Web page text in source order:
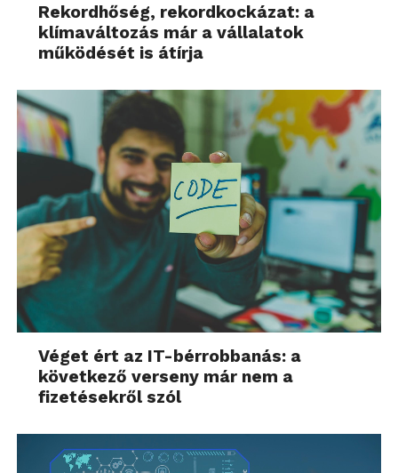
Rekordhőség, rekordkockázat: a
klímaváltozás már a vállalatok
működését is átírja
Véget ért az IT-bérrobbanás: a
következő verseny már nem a
fizetésekről szól